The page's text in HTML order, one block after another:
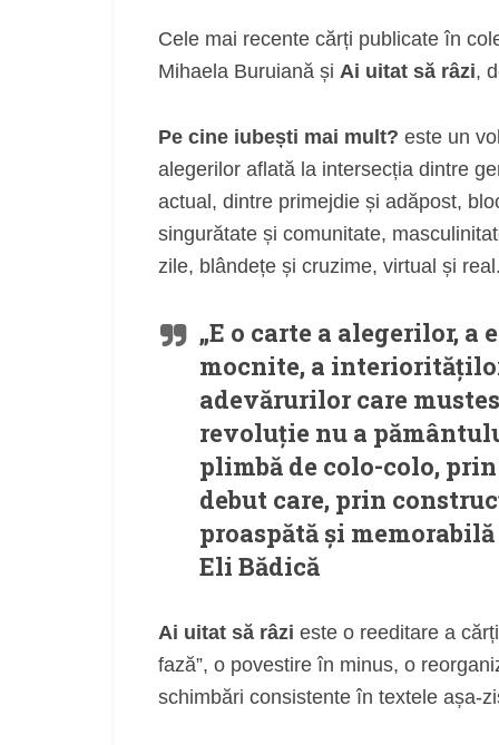
Cele mai recente cărți publicate în
Mihaela Buruiană și Ai uitat să râzi,
Pe cine iubești mai mult? este un
alegerilor aflată la intersecția dintre
actual, dintre primejdie și adăpost,
singurătate și comunitate,
zile, blândețe și cruzime, virtual și
„E o carte a alegerilor,
mocnite, a
adevărurilor care
revoluție nu a
plimbă de colo-colo,
debut care, prin
proaspătă și
Eli Bădică
Ai uitat să râzi este o reeditare a
fază”, o povestire în minus, o
schimbări consistente în textele așa-